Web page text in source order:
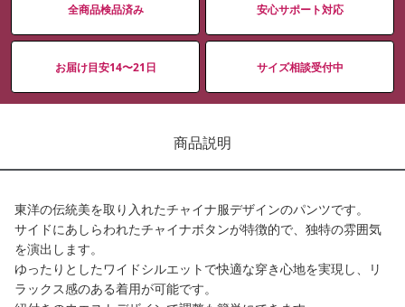
全商品検品済み 安心サポート対応
お届け目安14〜21日 サイズ相談受付中
商品説明
東洋の伝統美を取り入れたチャイナ服デザインのパンツです。
サイドにあしらわれたチャイナボタンが特徴的で、独特の雰囲気
を演出します。
ゆったりとしたワイドシルエットで快適な穿き心地を実現し、リ
ラックス感のある着用が可能です。